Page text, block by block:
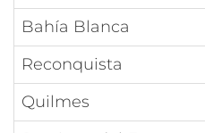
Bahía Blanca
Reconquista
Quilmes